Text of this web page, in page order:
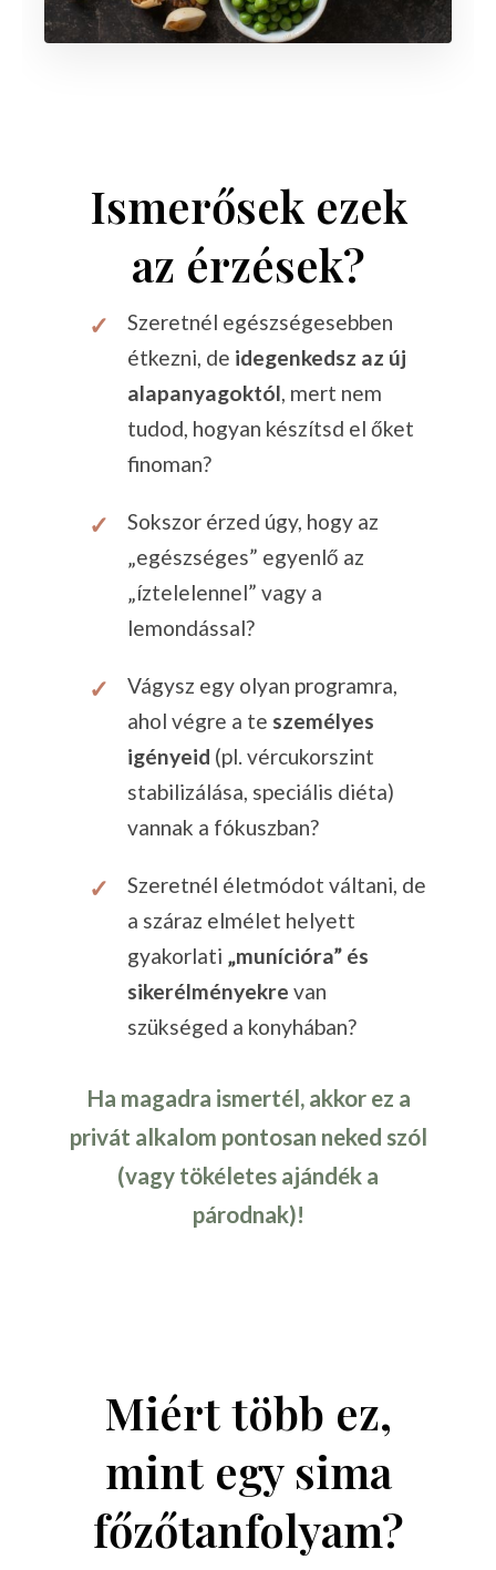
Ismerősek ezek
az érzések?
Szeretnél egészségesebben
étkezni, de idegenkedsz az új
alapanyagoktól, mert nem
tudod, hogyan készítsd el őket
finoman?
Sokszor érzed úgy, hogy az
„egészséges” egyenlő az
„íztelelennel” vagy a
lemondással?
Vágysz egy olyan programra,
ahol végre a te személyes
igényeid (pl. vércukorszint
stabilizálása, speciális diéta)
vannak a fókuszban?
Szeretnél életmódot váltani, de
a száraz elmélet helyett
gyakorlati „munícióra” és
sikerélményekre van
szükséged a konyhában?
Ha magadra ismertél, akkor ez a
privát alkalom pontosan neked szól
(vagy tökéletes ajándék a
párodnak)!
Miért több ez,
mint egy sima
főzőtanfolyam?